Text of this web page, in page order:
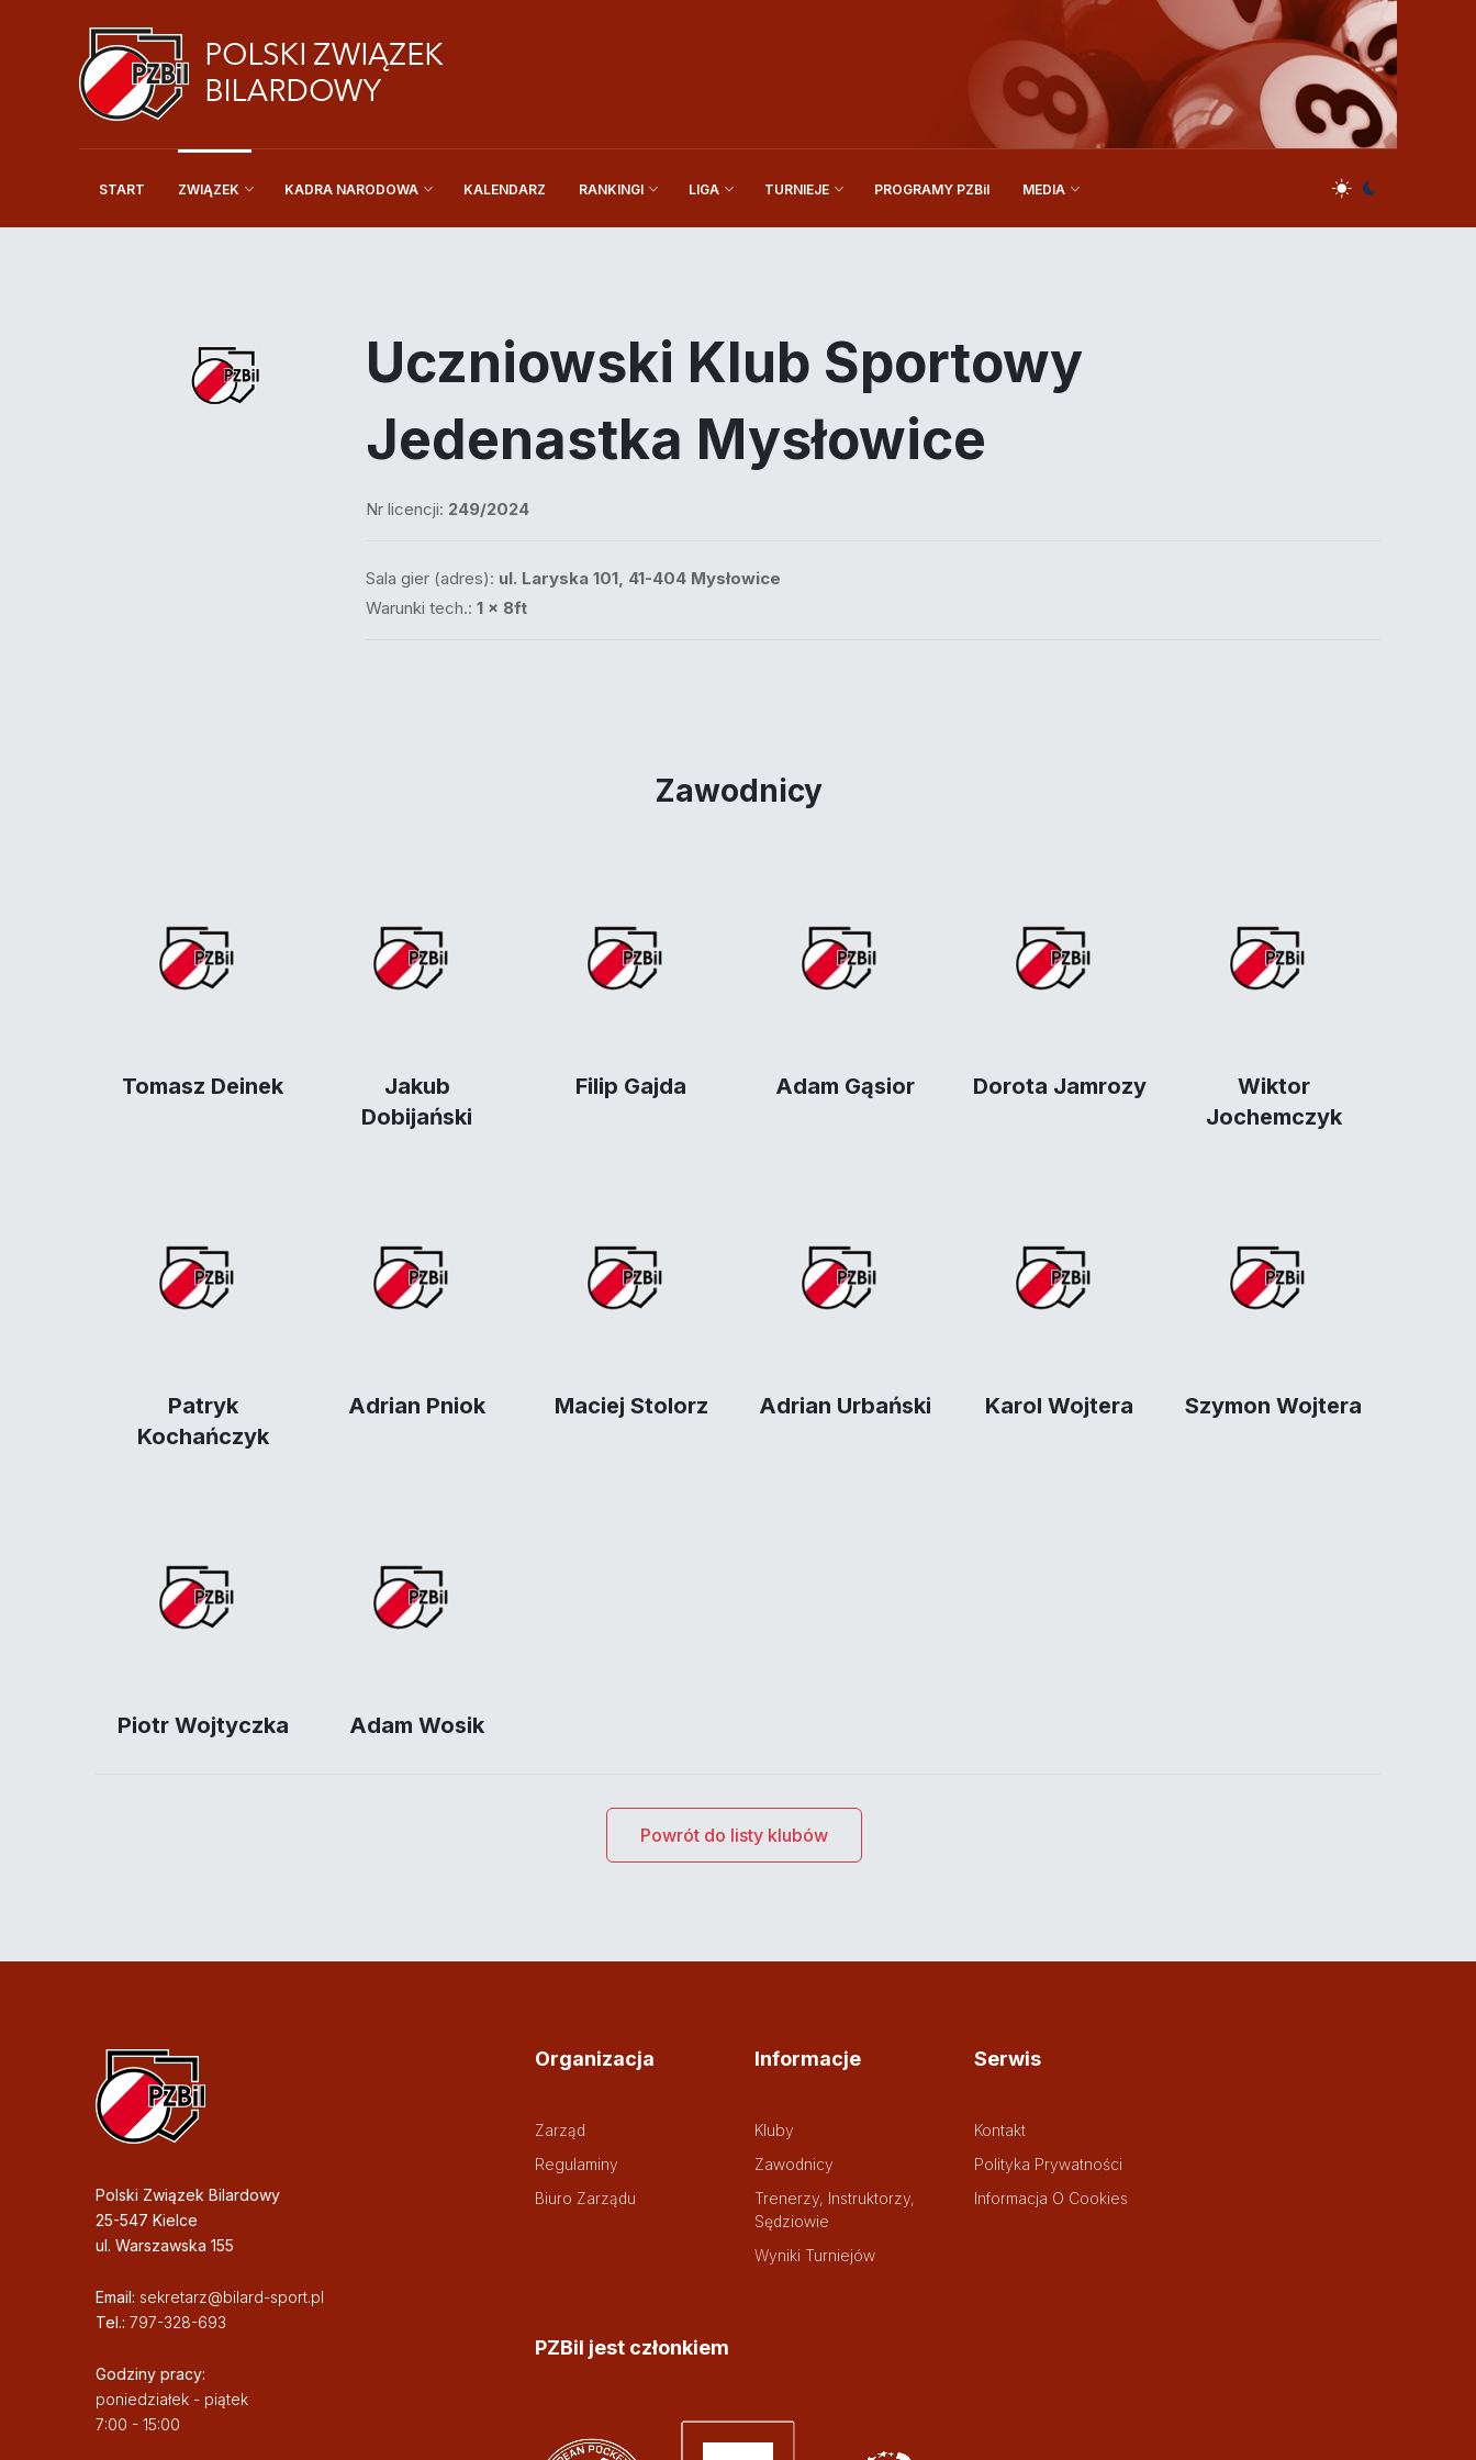
START ZWIĄZEK KADRA NARODOWA KALENDARZ RANKINGI LIGA TURNIEJE PROGRAMY PZBil MEDIA
Uczniowski Klub Sportowy
Jedenastka Mysłowice
Nr licencji: 249/2024
Sala gier (adres): ul. Laryska 101, 41-404 Mysłowice
Warunki tech.: 1 x 8ft
Zawodnicy
Tomasz Deinek
Jakub
Dobijański
Filip Gajda Adam Gąsior Dorota Jamrozy
Wiktor
Jochemczyk
Patryk
Kochańczyk
Adrian Pniok Maciej Stolorz Adrian Urbański Karol Wojtera Szymon Wojtera
Piotr Wojtyczka Adam Wosik
Powrót do listy klubów
Polski Związek Bilardowy
25-547 Kielce
ul. Warszawska 155
Email: sekretarz@bilard-sport.pl
Tel.: 797-328-693
Godziny pracy:
poniedziałek - piątek
7:00 - 15:00
Organizacja
Zarząd
Regulaminy
Biuro Zarządu
Informacje
Kluby
Zawodnicy
Trenerzy, Instruktorzy,
Sędziowie
Wyniki Turniejów
Serwis
Kontakt
Polityka Prywatności
Informacja O Cookies
PZBil jest członkiem